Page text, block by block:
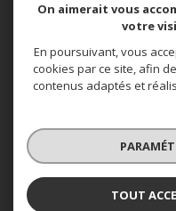
© 2026 | Tous droits
Admin
Nos
On aimerait vous
votre
En poursuivant, vous
cookies par ce site, afin
contenus adaptés et
TOUT